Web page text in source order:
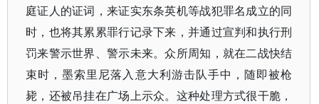
庭证人的证词，来证实东条英机等战犯罪名成立的同
时，也将其累累罪行记录下来，并通过宣判和执行刑
罚来警示世界、警示未来。众所周知，就在二战快结
束时，墨索里尼落入意大利游击队手中，随即被枪
毙，还被吊挂在广场上示众。这种处理方式很干脆，